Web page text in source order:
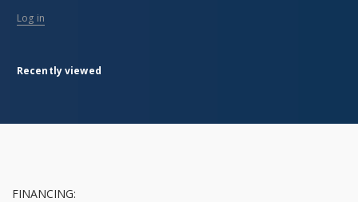
Log in
Recently viewed
FINANCING: